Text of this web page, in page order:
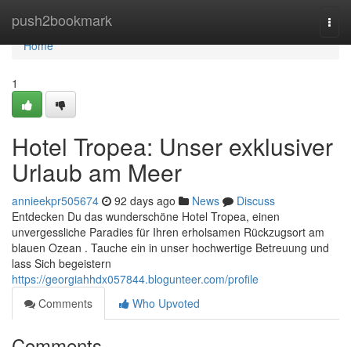
push2bookmark
Home
Home
1
Hotel Tropea: Unser exklusiver
Urlaub am Meer
annieekpr505674 92 days ago News
Discuss
Entdecken Du das wunderschöne Hotel Tropea, einen
unvergessliche Paradies für Ihren erholsamen Rückzugsort am
blauen Ozean . Tauche ein in unser hochwertige Betreuung und
lass Sich begeistern
https://georgiahhdx057844.blogunteer.com/profile
Comments
Who Upvoted